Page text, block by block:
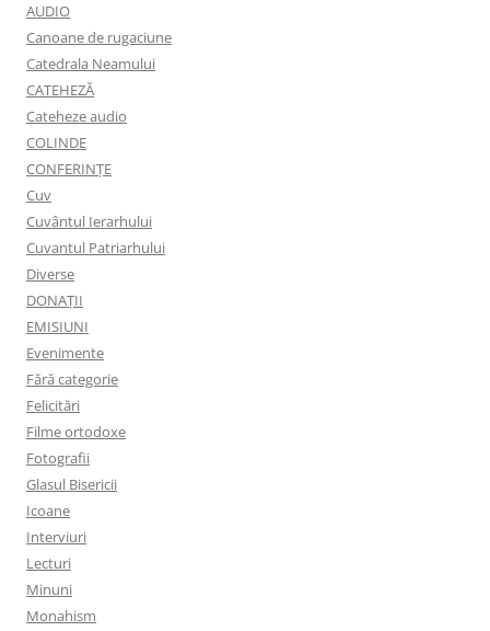
AUDIO
Canoane de rugaciune
Catedrala Neamului
CATEHEZĂ
Cateheze audio
COLINDE
CONFERINȚE
Cuv
Cuvântul Ierarhului
Cuvantul Patriarhului
Diverse
DONAȚII
EMISIUNI
Evenimente
Fără categorie
Felicitări
Filme ortodoxe
Fotografii
Glasul Bisericii
Icoane
Interviuri
Lecturi
Minuni
Monahism